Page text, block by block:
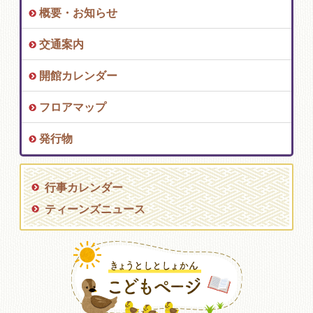
概要・お知らせ
交通案内
開館カレンダー
フロアマップ
発行物
行事カレンダー
ティーンズニュース